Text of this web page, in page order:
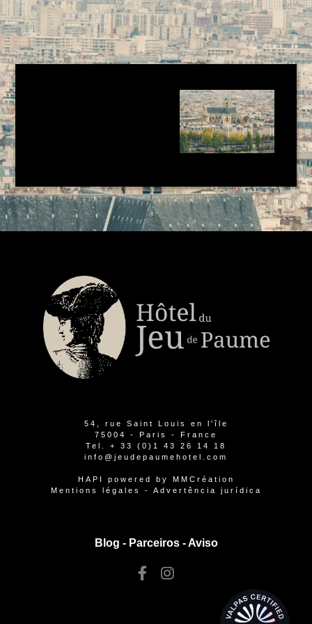
54, rue Saint Louis en l'île
75004 - Paris - France
Tel. + 33 (0)1 43 26 14 18
info@jeudepaumehotel.com
HAPI powered by MMCréation
Mentions légales
- Advertência jurídica
Blog - Parceiros-Aviso